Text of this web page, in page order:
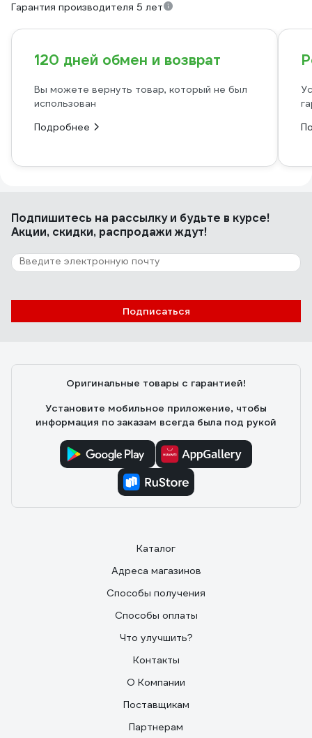
Гарантия производителя 5 лет
120 дней обмен и возврат
Вы можете вернуть товар, который не был
использован
Подробнее
Подпишитесь на рассылкуи будьте в курсе!
Акции, скидки, распродажи ждут!
Подписаться
Оригинальные товары с гарантией!
Установите мобильное приложение, чтобы
информация по заказам всегда была под рукой
Каталог
Адреса магазинов
Способы получения
Способы оплаты
Что улучшить?
Контакты
О Компании
Поставщикам
Партнерам